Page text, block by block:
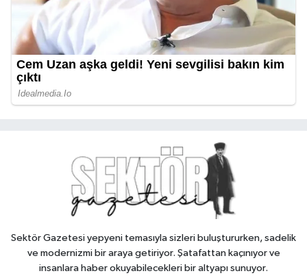
Sektör Gazetesi yepyeni temasıyla sizleri buluştururken, sadelik
ve modernizmi bir araya getiriyor. Şatafattan kaçınıyor ve
insanlara haber okuyabilecekleri bir altyapı sunuyor.